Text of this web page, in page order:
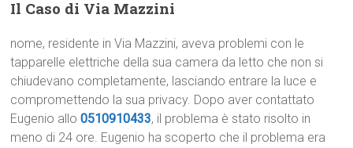
Il Caso di Via Mazzini
nome, residente in Via Mazzini, aveva problemi con le
tapparelle elettriche della sua camera da letto che non si
chiudevano completamente, lasciando entrare la luce e
compromettendo la sua privacy. Dopo aver contattato
Eugenio allo0510910433, il problema è stato risolto in
meno di 24 ore. Eugenio ha scoperto che il problema era